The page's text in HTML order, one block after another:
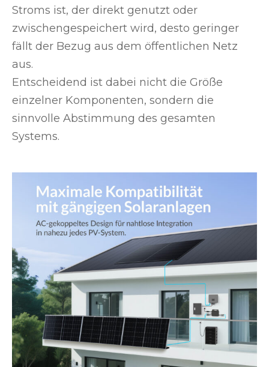
Stroms ist, der direkt genutzt oder
zwischengespeichert wird, desto geringer
fällt der Bezug aus dem öffentlichen Netz
aus.
Entscheidend ist dabei nicht die Größe
einzelner Komponenten, sondern die
sinnvolle Abstimmung des gesamten
Systems.